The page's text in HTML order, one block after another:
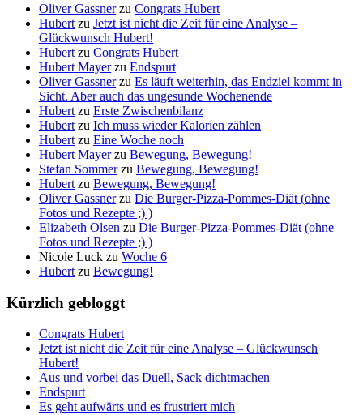
Oliver Gassnerzu Congrats Hubert
Hubert zu Jetzt ist nicht die Zeit für eine Analyse –
Glückwunsch Hubert!
Hubert zu Congrats Hubert
Hubert Mayerzu Endspurt
Oliver Gassnerzu Es läuft weiterhin, das Endziel kommt in
Sicht. Aber auch das ungesunde Wochenende
Hubert zu Erste Zwischenbilanz
Hubert zu Ich muss wieder Kalorien zählen
Hubert zu Eine Woche noch
Hubert Mayerzu Bewegung, Bewegung!
Stefan Sommerzu Bewegung, Bewegung!
Hubert zu Bewegung, Bewegung!
Oliver Gassnerzu Die Burger-Pizza-Pommes-Diät (ohne
Fotos und Rezepte ;) )
Elizabeth Olsen zu Die Burger-Pizza-Pommes-Diät (ohne
Fotos und Rezepte ;) )
Nicole Luck zu Woche 6
Hubert zu Bewegung!
Kürzlich gebloggt
Congrats Hubert
Jetzt ist nicht die Zeit für eine Analyse – Glückwunsch
Hubert!
Aus und vorbei das Duell, Sack dichtmachen
Endspurt
Es geht aufwärts und es frustriert mich